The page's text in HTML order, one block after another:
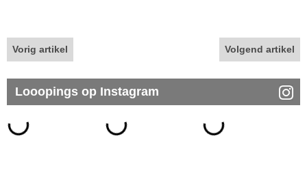
Vorig artikel Volgend artikel
Looopings op Instagram